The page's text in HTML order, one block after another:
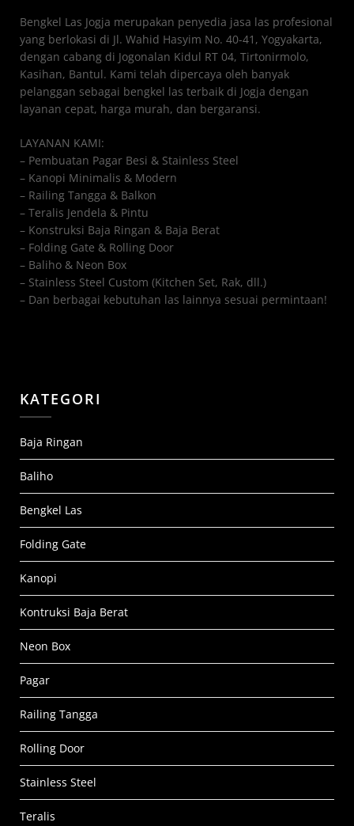
Bengkel Las Jogja merupakan penyedia jasa las profesional
yang berlokasi di Jl. Wahid Hasyim No. 40-41, Yogyakarta,
dengan cabang di Jogonalan Kidul RT 04, Tirtonirmolo,
Kasihan, Bantul. Kami telah dipercaya oleh banyak
pelanggan sebagai bengkel las terbaik di Jogja dengan
layanan cepat, harga murah, dan bergaransi.
LAYANAN KAMI:
– Pembuatan Pagar Besi & Stainless Steel
– Kanopi Minimalis & Modern
– Railing Tangga & Balkon
– Teralis Jendela & Pintu
– Konstruksi Baja Ringan & Baja Berat
– Folding Gate & Rolling Door
– Baliho & Neon Box
– Stainless Steel Custom (Kitchen Set, Rak, dll.)
– Dan berbagai kebutuhan las lainnya sesuai permintaan!
KATEGORI
Baja Ringan
Baliho
Bengkel Las
Folding Gate
Kanopi
Kontruksi Baja Berat
Neon Box
Pagar
Railing Tangga
Rolling Door
Stainless Steel
Teralis